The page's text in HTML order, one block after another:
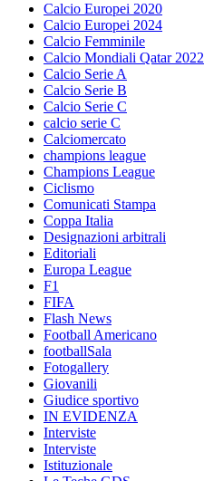
Calcio Europei 2020
Calcio Europei 2024
Calcio Femminile
Calcio Mondiali Qatar 2022
Calcio Serie A
Calcio Serie B
Calcio Serie C
calcio serie C
Calciomercato
champions league
Champions League
Ciclismo
Comunicati Stampa
Coppa Italia
Designazioni arbitrali
Editoriali
Europa League
F1
FIFA
Flash News
Football Americano
footballSala
Fotogallery
Giovanili
Giudice sportivo
IN EVIDENZA
Interviste
Interviste
Istituzionale